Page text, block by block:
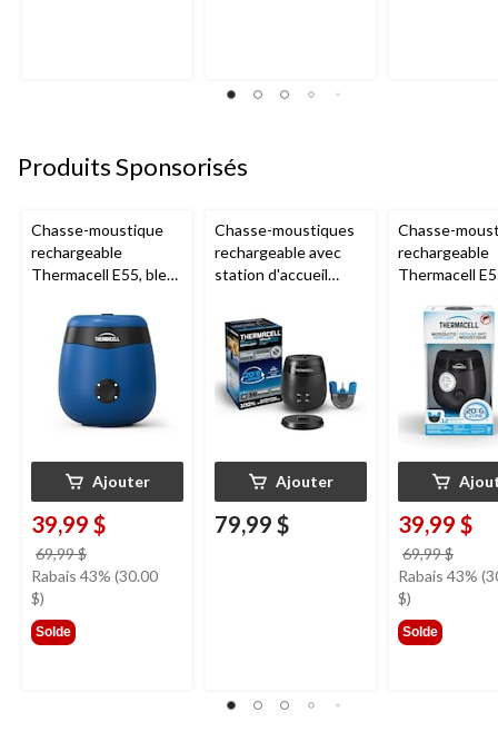
Produits Sponsorisés
Chasse-moustique
rechargeable
Thermacell E55, bleu
Ajouter
39,99 $
69,99 $
était
Rabais 43% (30.00
$)
Solde
Chasse-moustiques
rechargeable avec
station d'accueil
charbon
Ajouter
79,99 $
Chasse-
rechargeable
Thermacell
39,99 $
69,99 $
était
Rabais 43%
$)
Solde